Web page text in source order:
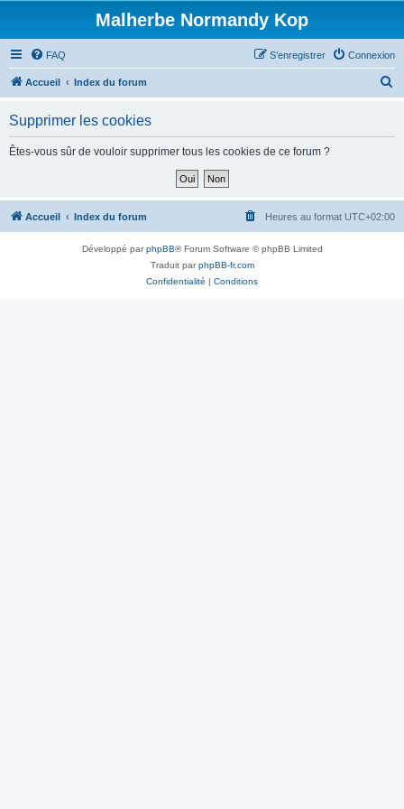
Malherbe Normandy Kop
FAQ Connexion
S’enregistrer
Accueil Index du forum
h
Supprimer les cookies
Êtes-vous sûr de vouloir supprimer tous les cookies de ce forum ?
Accueil Index du forum Heures au format UTC+02:00
Développé parphpBB® Forum Software © phpBB Limited
Traduit parphpBB-fr.com
Confidentialité | Conditions